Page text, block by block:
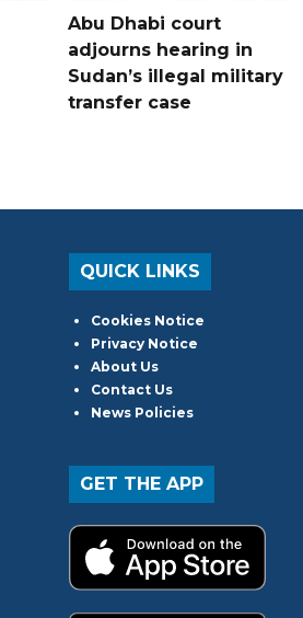
Abu Dhabi court
adjourns hearing in
Sudan’s illegal military
transfer case
QUICK LINKS
Cookies Notice
Privacy Notice
About Us
Contact Us
News Policies
GET THE APP